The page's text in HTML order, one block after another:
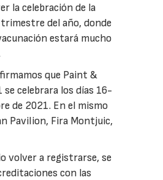
la celebración de la
del año, donde
estará mucho
que Paint &
celebrara los días 16-
de 2021. En el mismo
Pavilion, Fira Montjuic,
volver a registrarse, se
con las